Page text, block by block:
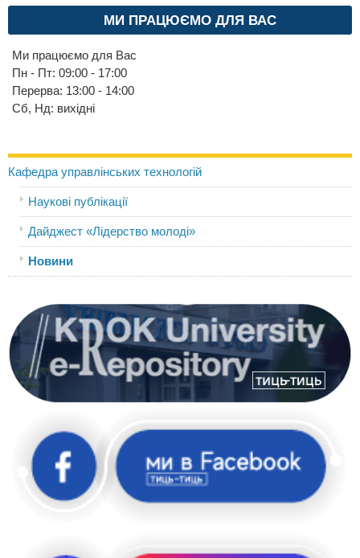
МИ ПРАЦЮЄМО ДЛЯ ВАС
Ми працюємо для Вас
Пн - Пт: 09:00 - 17:00
Перерва: 13:00 - 14:00
Сб, Нд: вихідні
Кафедра управлінських технологій
Наукові публікації
Дайджест «Лідерство молоді»
Новини